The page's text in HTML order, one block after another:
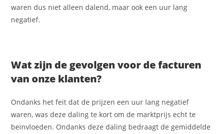
waren dus niet alleen dalend, maar ook een uur lang
negatief.
Wat zijn de gevolgen voor de facturen
van onze klanten?
Ondanks het feit dat de prijzen een uur lang negatief
waren, was deze daling te kort om de marktprijs echt te
beïnvloeden. Ondanks deze daling bedraagt de gemiddelde